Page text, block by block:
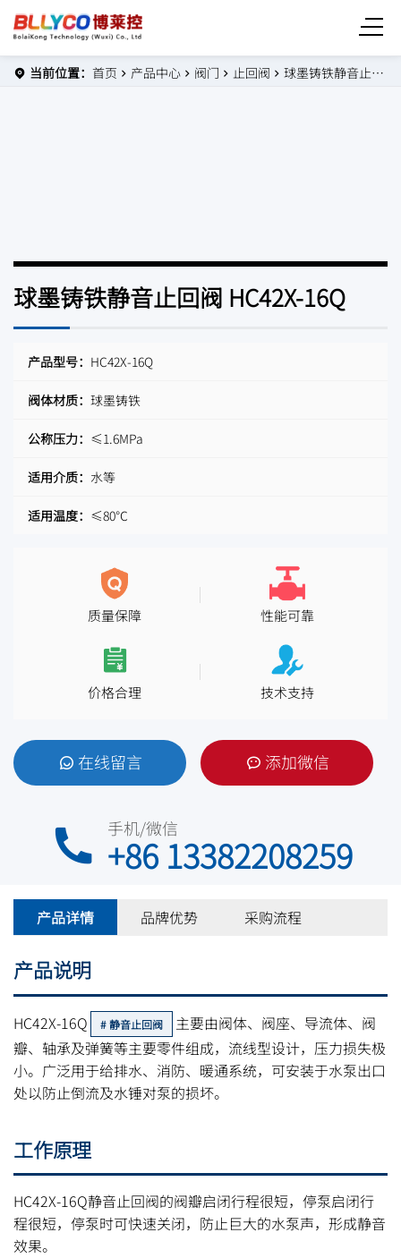
当前位置： 首页 产品中心 阀门 止回阀 球墨铸铁静音止回阀 HC42X-16Q
球墨铸铁静音止回阀 HC42X-16Q
产品型号： HC42X-16Q
阀体材质： 球墨铸铁
公称压力： ≤1.6MPa
适用介质： 水等
适用温度： ≤80℃
质量保障 性能可靠
价格合理 技术支持
在线留言 添加微信
手机/微信
+86 13382208259
产品详情 品牌优势 采购流程
产品说明
HC42X-16Q 静音止回阀
主要由阀体、阀座、导流体、阀
瓣、轴承及弹簧等主要零件组成，流线型设计，压力损失极
小。广泛用于给排水、消防、暖通系统，可安装于水泵出口
处以防止倒流及水锤对泵的损坏。
工作原理
HC42X-16Q静音止回阀的阀瓣启闭行程很短，停泵启闭行
程很短，停泵时可快速关闭，防止巨大的水泵声，形成静音
效果。